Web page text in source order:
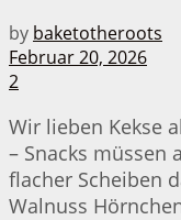
by baketotheroots
Februar 20, 2026
2
Wir lieben Kekse
– Snacks müssen
flacher Scheiben
Walnuss